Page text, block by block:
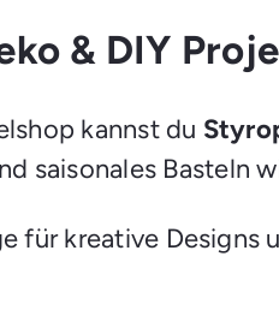
& DIY
kannst du
saisonales Basteln
für kreative Designs